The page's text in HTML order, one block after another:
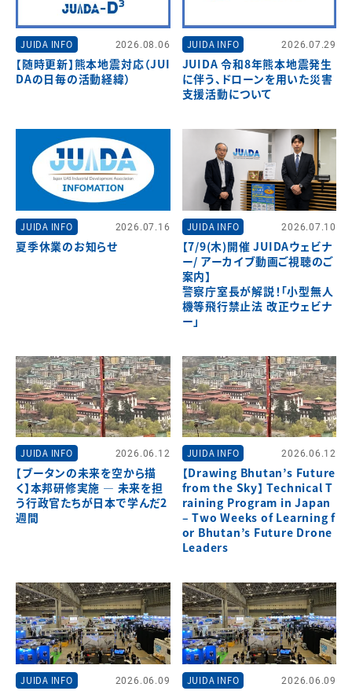
JUIDA INFO 2026.08.06
【随時更新】熊本地震対応（JUI
DAの日毎の活動経緯）
JUIDA INFO 2026.07.29
JUIDA 令和8年熊本地震発生
に伴う、ドローンを用いた災害
支援活動について
JUIDA INFO 2026.07.16
夏季休業のお知らせ
JUIDA INFO 2026.07.10
【7/9(木)開催 JUIDAウェビナ
ー/ アーカイブ動画ご視聴のご
案内】
警察庁室長が解説！「小型無人
機等飛行禁止法 改正ウェビナ
ー」
JUIDA INFO 2026.06.12
【ブータンの未来を空から描
く】本邦研修実施 ― 未来を担
う行政官たちが日本で学んだ2
週間
JUIDA INFO 2026.06.12
【Drawing Bhutan’s Future
from the Sky】 Technical T
raining Program in Japan
– Two Weeks of Learning f
or Bhutan’s Future Drone
Leaders
JUIDA INFO 2026.06.09 JUIDA INFO 2026.06.09